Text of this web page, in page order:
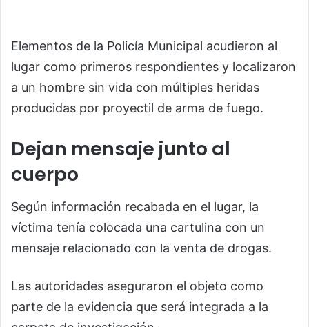
Elementos de la Policía Municipal acudieron al
lugar como primeros respondientes y localizaron
a un hombre sin vida con múltiples heridas
producidas por proyectil de arma de fuego.
Dejan mensaje junto al
cuerpo
Según información recabada en el lugar, la
víctima tenía colocada una cartulina con un
mensaje relacionado con la venta de drogas.
Las autoridades aseguraron el objeto como
parte de la evidencia que será integrada a la